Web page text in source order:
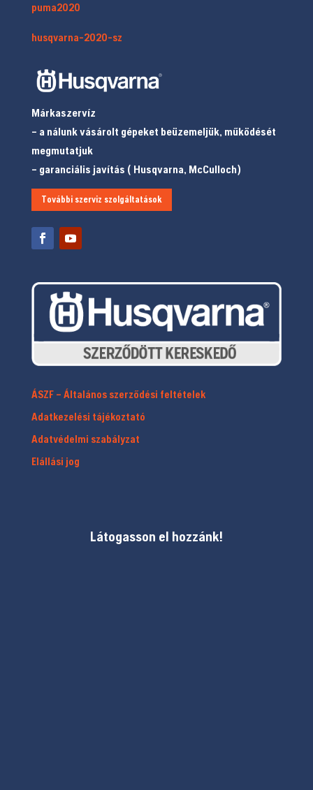
puma2020
husqvarna-2020-sz
Márkaszervíz
– a nálunk vásárolt gépeket beüzemeljük, működését
megmutatjuk
– garanciális javítás ( Husqvarna, McCulloch)
További szerviz szolgáltatások
ÁSZF – Általános szerződési feltételek
Adatkezelési tájékoztató
Adatvédelmi szabályzat
Elállási jog
Látogasson el hozzánk!